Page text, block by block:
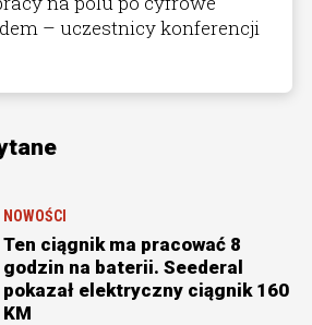
– uczestnicy konferencji
NOWOŚCI
Ten ciągnik ma pracować 8
godzin na baterii. Seederal
pokazał elektryczny ciągnik 160
KM